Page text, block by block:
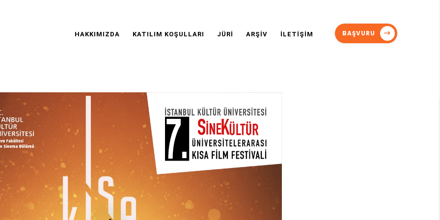
Navigation
HAKKIMIZDA KATILIM KOŞULLARI JÜRİ ARŞİV İLETİŞİM BAŞVURU